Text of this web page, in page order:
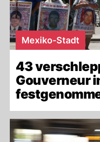
Mexiko-Stadt
43
Gouverneur